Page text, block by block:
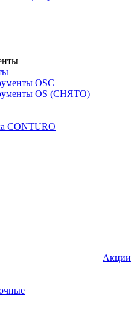
OSC
OS (СНЯТО)
CONTURO
Акции